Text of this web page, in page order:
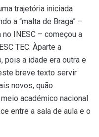
trajetória iniciada
a “malta de Braga” –
INESC – começou a
TEC. Àparte a
pois a idade era outra e
breve texto servir
novos, quão
académico nacional
entre a sala de aula e o